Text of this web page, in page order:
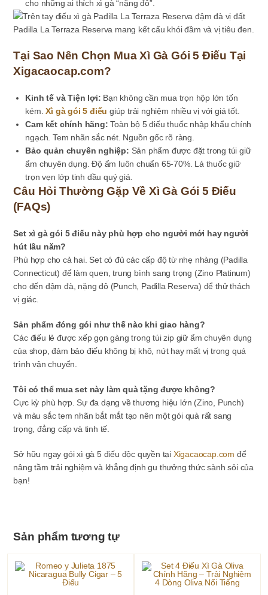
cho những ai thích xì gà “nặng đô”.
Padilla La Terraza Reserva mang kết cấu khói đầm và vị tiêu đen.
Tại Sao Nên Chọn Mua Xì Gà Gói 5 Điếu Tại
Xigacaocap.com?
Kinh tế và Tiện lợi: Bạn không cần mua trọn hộp lớn tốn
kém.Xì gà gói 5 điếu giúp trải nghiệm nhiều vị với giá tốt.
Cam kết chính hãng: Toàn bộ 5 điếu thuốc nhập khẩu chính
ngạch. Tem nhãn sắc nét. Nguồn gốc rõ ràng.
Bảo quản chuyên nghiệp: Sản phẩm được đặt trong túi giữ
ẩm chuyên dụng. Độ ẩm luôn chuẩn 65-70%. Lá thuốc giữ
trọn vẹn lớp tinh dầu quý giá.
Câu Hỏi Thường Gặp Về Xì Gà Gói 5 Điếu
(FAQs)
Set xì gà gói 5 điếu này phù hợp cho người mới hay người
hút lâu năm?
Phù hợp cho cả hai. Set có đủ các cấp độ từ nhẹ nhàng (Padilla
Connecticut) để làm quen, trung bình sang trọng (Zino Platinum)
cho đến đậm đà, nặng đô (Punch, Padilla Reserva) để thử thách
vị giác.
Sản phẩm đóng gói như thế nào khi giao hàng?
Các điếu lẻ được xếp gọn gàng trong túi zip giữ ẩm chuyên dụng
của shop, đảm bảo điếu không bị khô, nứt hay mất vị trong quá
trình vận chuyển.
Tôi có thể mua set này làm quà tặng được không?
Cực kỳ phù hợp. Sự đa dạng về thương hiệu lớn (Zino, Punch)
và màu sắc tem nhãn bắt mắt tạo nên một gói quà rất sang
trọng, đẳng cấp và tinh tế.
Sở hữu ngay gói xì gà 5 điếu độc quyền tại Xigacaocap.com để
nâng tầm trải nghiệm và khẳng định gu thưởng thức sành sỏi của
bạn!
Sản phẩm tương tự